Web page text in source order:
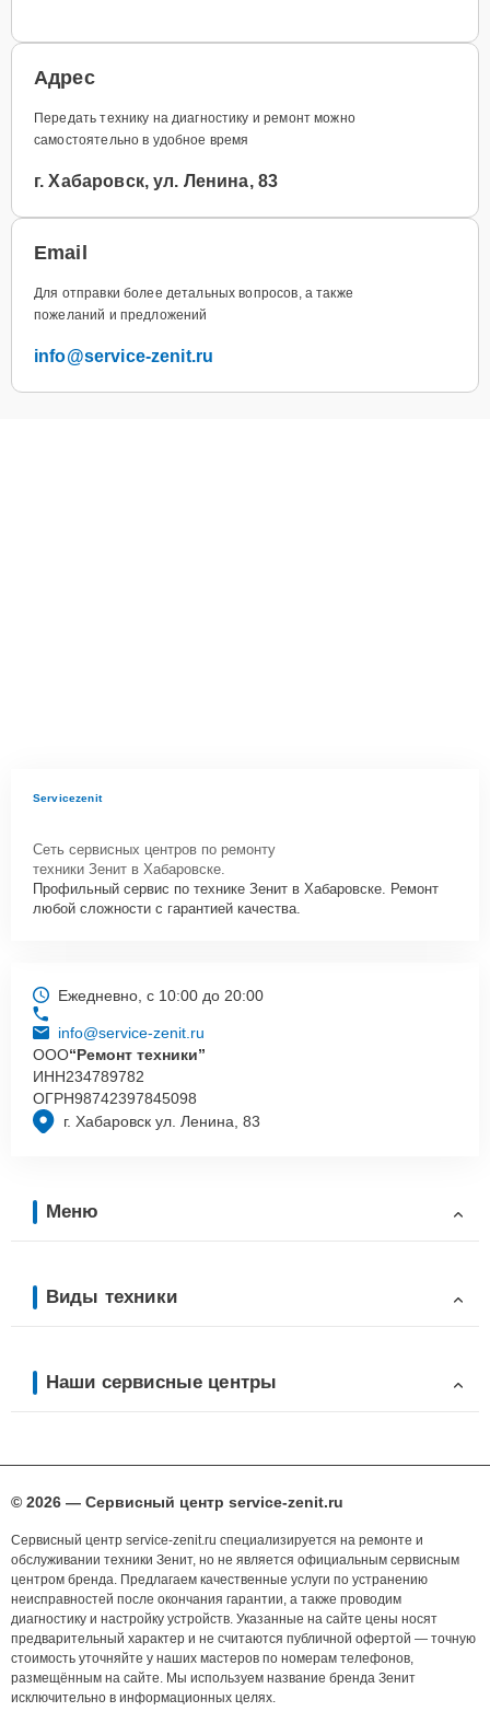
Адрес
Передать технику на диагностику и ремонт можно
самостоятельно в удобное время
г. Хабаровск, ул. Ленина, 83
Email
Для отправки более детальных вопросов, а также
пожеланий и предложений
info@service-zenit.ru
Servicezenit
Сеть сервисных центров по ремонту
техники Зенит в Хабаровске.
Профильный сервис по технике Зенит в Хабаровске. Ремонт
любой сложности с гарантией качества.
г. Хабаровск ул. Ленина, 83
Ежедневно, с 10:00 до 20:00
info@service-zenit.ru
ООО“Ремонт техники”
ИНН234789782
ОГРН98742397845098
Меню
Виды техники
Наши сервисные центры
© 2026 — Сервисный центр service-zenit.ru
Сервисный центр service-zenit.ru специализируется на ремонте и
обслуживании техники Зенит, но не является официальным сервисным
центром бренда. Предлагаем качественные услуги по устранению
неисправностей после окончания гарантии, а также проводим
диагностику и настройку устройств. Указанные на сайте цены носят
предварительный характер и не считаются публичной офертой — точную
стоимость уточняйте у наших мастеров по номерам телефонов,
размещённым на сайте. Мы используем название бренда Зенит
исключительно в информационных целях.